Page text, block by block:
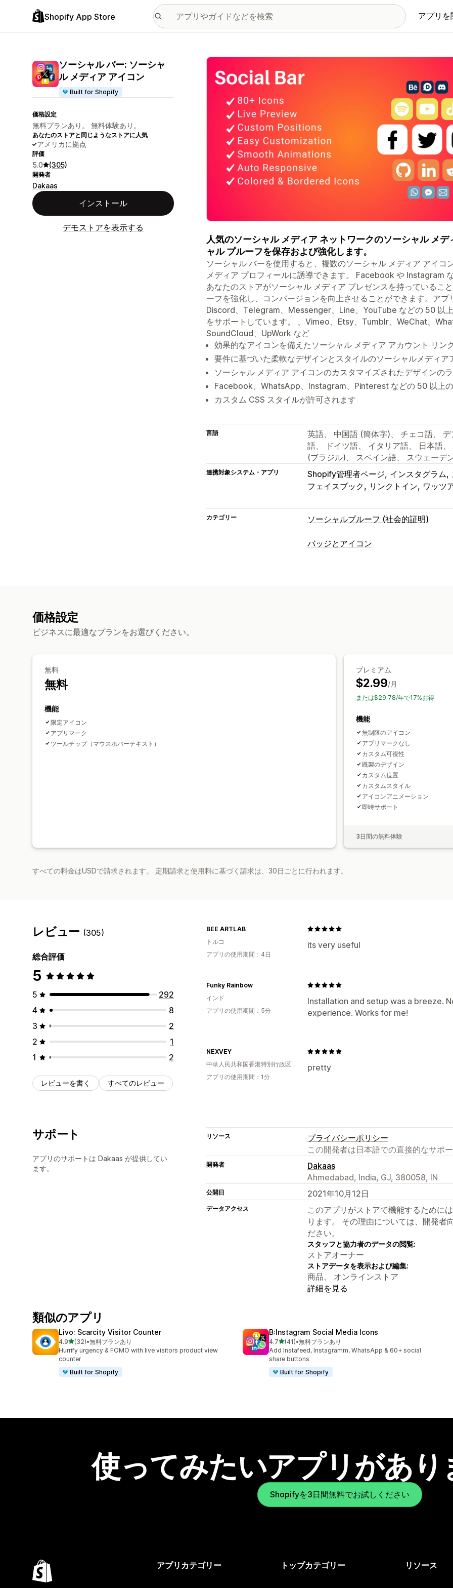
Shopify App Store アプリを
ソーシャル バー: ソーシャ
ル メディア アイコン
Built for Shopify
価格設定
無料プランあり。 無料体験あり。
あなたのストアと同じようなストアに人気
アメリカに拠点
評価
5.0 (305)
開発者
Dakaas
インストール
デモストアを表示する
特集の画像ギャラリー
人気のソーシャル メディア ネットワークのソーシャル メ
ャル プルーフを保存および強化します。
ソーシャル バーを使用すると、複数のソーシャル メディア アイコ
メディア プロフィールに誘導できます。 Facebook や Instagram
あなたのストアがソーシャル メディア プレゼンスを持っているこ
ーフを強化し、コンバージョンを向上させることができます。アプ
Discord、Telegram、Messenger、Line、YouTube などの 50 以
をサポートしています。 、Vimeo、Etsy、Tumblr、WeChat、
SoundCloud、UpWork など
効果的なアイコンを備えたソーシャル メディア アカウント リン
要件に基づいた柔軟なデザインとスタイルのソーシャルメディア
ソーシャル メディア アイコンのカスタマイズされたデザインの
Facebook、WhatsApp、Instagram、Pinterest などの 50 以上
カスタム CSS スタイルが許可されます
言語
英語、 中国語 (簡体字)、 チェコ語、
語、 ドイツ語、 イタリア語、 日本語
(ブラジル)、 スペイン語、 スウェーデ
連携対象システム・アプリ Shopify管理者ページ インスタグラム
フェイスブック
リンクトイン ワッツ
カテゴリー ソーシャルプルーフ (社会的証明)
コンテンツタイプ
バッジとアイコン
自動配置
チェックアウトページ
ヒーローセクション
ホームページ
価格設定
ビジネスに最適なプランをお選びください。
無料
無料
機能
限定アイコン
アプリマーク
ツールチップ（マウスホバーテキスト）
プレミアム
$2.99/月
または$29.78/年で17%お得
機能
無制限のアイコン
アプリマークなし
カスタム可視性
既製のデザイン
カスタム位置
カスタムスタイル
アイコンアニメーション
即時サポート
3日間の無料体験
すべての料金はUSDで請求されます。 定期請求と使用料に基づく請求は、30日ごとに行われます。
レビュー (305)
総合評価
5
5
292
4
8
3
2
2
1
1
2
レビューを書く すべてのレビュー
its very useful
BEE ARTLAB
トルコ
アプリの使用期間：4日
Installation and setup was a breeze.
experience. Works for me!
Funky Rainbow
インド
アプリの使用期間：5分
pretty
NEXVEY
中華人民共和国香港特別行政区
アプリの使用期間：1分
サポート
アプリのサポートは Dakaas が提供してい
ます。
リソース
プライバシーポリシー
この開発者は日本語での直接的なサポ
開発者
Dakaas
Ahmedabad, India, GJ, 380058, IN
公開日 2021年10月12日
データアクセス
このアプリがストアで機能するために
ります。 その理由については、開発者
ださい。
スタッフと協力者のデータの閲覧:
ストアオーナー
ストアデータを表示および編集:
商品、 オンラインストア
詳細を見る
類似のアプリ
Livo: Scarcity Visitor Counter
4.95つ星中
(32)
合計レビュー数：32件
•無料プランあり
Hurrify urgency & FOMO with live visitors product view
counter
Built for Shopify
B:Instagram Social Media Icons
4.75つ星中
(41)
合計レビュー数：41件
•無料プランあり
Add Instafeed, Instagramm, WhatsApp & 60+ social
share buttons
Built for Shopify
使ってみたいアプリがあり
Shopifyを3日間無料でお試しください
アプリカテゴリー トップカテゴリー リソース